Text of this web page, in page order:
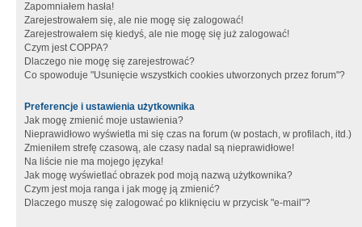
Zapomniałem hasła!
Zarejestrowałem się, ale nie mogę się zalogować!
Zarejestrowałem się kiedyś, ale nie mogę się już zalogować!
Czym jest COPPA?
Dlaczego nie mogę się zarejestrować?
Co spowoduje "Usunięcie wszystkich cookies utworzonych przez forum"?
Preferencje i ustawienia użytkownika
Jak mogę zmienić moje ustawienia?
Nieprawidłowo wyświetla mi się czas na forum (w postach, w profilach, itd.)
Zmieniłem strefę czasową, ale czasy nadal są nieprawidłowe!
Na liście nie ma mojego języka!
Jak mogę wyświetlać obrazek pod moją nazwą użytkownika?
Czym jest moja ranga i jak mogę ją zmienić?
Dlaczego muszę się zalogować po kliknięciu w przycisk "e-mail"?